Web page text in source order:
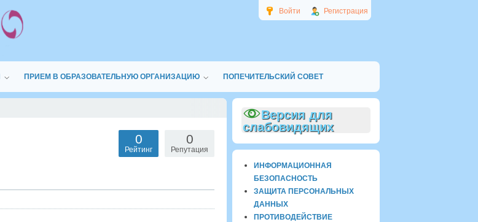
Войти Регистрация
ПРИЕМ В ОБРАЗОВАТЕЛЬНУЮ ОРГАНИЗАЦИЮ ПОПЕЧИТЕЛЬСКИЙ СОВЕТ
0
Репутация
0
Рейтинг
Версия для
слабовидящих
ИНФОРМАЦИОННАЯ
БЕЗОПАСНОСТЬ
ЗАЩИТА ПЕРСОНАЛЬНЫХ
ДАННЫХ
ПРОТИВОДЕЙСТВИЕ